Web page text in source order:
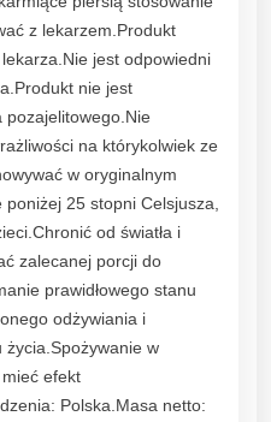
z lekarzem.Produkt
jest odpowiedni
nie jest
pozajelitowego.Nie
na którykolwiek ze
w oryginalnym
25 stopni Celsjusza,
od światła i
zalecanej porcji do
prawidłowego stanu
odżywiania i
w
efekt
Polska.Masa netto: